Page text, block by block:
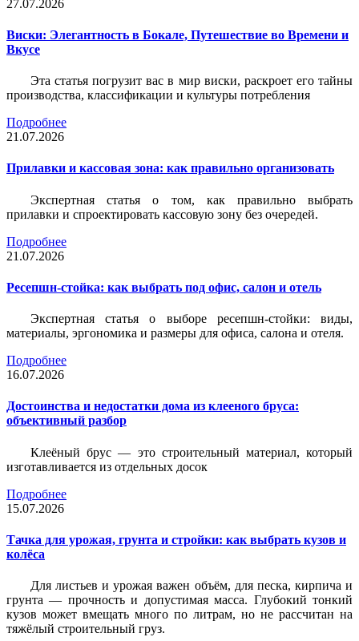
27.07.2026
Виски: Элегантность в Бокале, Путешествие во Времени и
Вкусе
Эта статья погрузит вас в мир виски, раскроет его тайны
производства, классификации и культуры потребления
Подробнее
21.07.2026
Прилавки и кассовая зона: как правильно организовать
Экспертная статья о том, как правильно выбрать
прилавки и спроектировать кассовую зону без очередей.
Подробнее
21.07.2026
Ресепшн-стойка: как выбрать под офис, салон и отель
Экспертная статья о выборе ресепшн-стойки: виды,
материалы, эргономика и размеры для офиса, салона и отеля.
Подробнее
16.07.2026
Достоинства и недостатки дома из клееного бруса:
объективный разбор
Клеёный брус — это строительный материал, который
изготавливается из отдельных досок
Подробнее
15.07.2026
Тачка для урожая, грунта и стройки: как выбрать кузов и
колёса
Для листьев и урожая важен объём, для песка, кирпича и
грунта — прочность и допустимая масса. Глубокий тонкий
кузов может вмещать много по литрам, но не рассчитан на
тяжёлый строительный груз.